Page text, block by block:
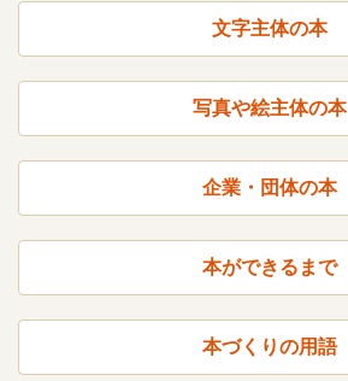
文字主体の本
写真や絵主体の本
企業・団体の本
本ができるまで
本づくりの用語